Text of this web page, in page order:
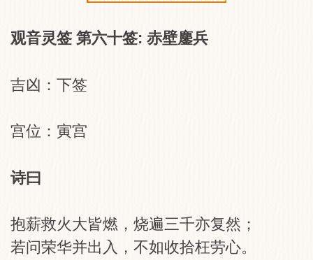
观音灵签 第六十签: 赤壁鏖兵
吉凶：下签
宫位：寅宫
诗曰
抱薪救火大皆燃，烧遍三千亦复然；
若问荣华并出入，不如收拾枉劳心。